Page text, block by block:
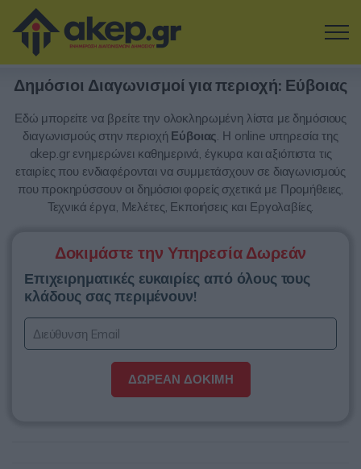
Μετάβαση στο κύριο περιεχόμενο
Η εταιρία
Αναζήτηση Διαγωνισμών
Δοκιμάστε την Υπηρεσία
Επικοινωνία
Είσοδος Εγγραφή
Δημόσιοι Διαγωνισμοί για περιοχή: Εύβοιας
Εδώ μπορείτε να βρείτε την ολοκληρωμένη λίστα με δημόσιους
διαγωνισμούς στην περιοχή Εύβοιας. Η online υπηρεσία της
akep.gr ενημερώνει καθημερινά, έγκυρα και αξιόπιστα τις
εταιρίες που ενδιαφέρονται να συμμετάσχουν σε διαγωνισμούς
που προκηρύσσουν οι δημόσιοι φορείς σχετικά με Προμήθειες,
Τεχνικά έργα, Μελέτες, Εκποιήσεις και Εργολαβίες.
Δοκιμάστε την Υπηρεσία Δωρεάν
Επιχειρηματικές ευκαιρίες από όλους τους
κλάδους σας περιμένουν!
ΔΩΡΕΑΝ ΔΟΚΙΜΗ